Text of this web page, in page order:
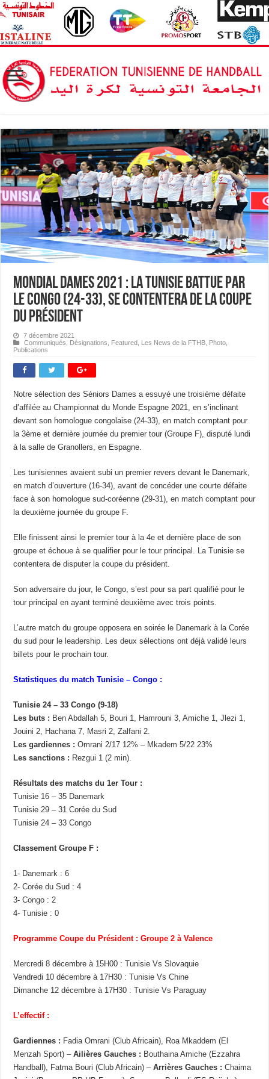
Mondial Dames 2021 : La Tunisie battue par
le Congo (24-33), se contentera de la coupe
du président
7 décembre 2021
Communiqués
Désignations Featured Les News de la FTHB Photo
Publications
Notre sélection des Séniors Dames a essuyé une troisième défaite
d’affilée au Championnat du Monde Espagne 2021, en s’inclinant
devant son homologue congolaise (24-33), en match comptant pour
la 3ème et dernière journée du premier tour (Groupe F), disputé lundi
à la salle de Granollers, en Espagne.
Les tunisiennes avaient subi un premier revers devant le Danemark,
en match d’ouverture (16-34), avant de concéder une courte défaite
face à son homologue sud-coréenne (29-31), en match comptant pour
la deuxième journée du groupe F.
Elle finissent ainsi le premier tour à la 4e et dernière place de son
groupe et échoue à se qualifier pour le tour principal. La Tunisie se
contentera de disputer la coupe du président.
Son adversaire du jour, le Congo, s’est pour sa part qualifié pour le
tour principal en ayant terminé deuxième avec trois points.
L’autre match du groupe opposera en soirée le Danemark à la Corée
du sud pour le leadership. Les deux sélections ont déjà validé leurs
billets pour le prochain tour.
Statistiques du match Tunisie – Congo :
Tunisie 24 – 33 Congo (9-18)
Les buts : Ben Abdallah 5, Bouri 1, Hamrouni 3, Amiche 1, Jlezi 1,
Jouini 2, Hachana 7, Masri 2, Zalfani 2.
Les gardiennes : Omrani 2/17 12% – Mkadem 5/22 23%
Les sanctions : Rezgui 1 (2 min).
Résultats des matchs du 1er Tour :
Tunisie 16 – 35 Danemark
Tunisie 29 – 31 Corée du Sud
Tunisie 24 – 33 Congo
Classement Groupe F :
1- Danemark : 6
2- Corée du Sud : 4
3- Congo : 2
4- Tunisie : 0
Programme Coupe du Président : Groupe 2 à Valence
Mercredi 8 décembre à 15H00 : Tunisie Vs Slovaquie
Vendredi 10 décembre à 17H30 : Tunisie Vs Chine
Dimanche 12 décembre à 17H30 : Tunisie Vs Paraguay
L’effectif :
Gardiennes : Fadia Omrani (Club Africain), Roa Mkaddem (El
Menzah Sport) –Ailières Gauches : Bouthaina Amiche (Ezzahra
Handball), Fatma Bouri (Club Africain) –Arrières Gauches : Chaima